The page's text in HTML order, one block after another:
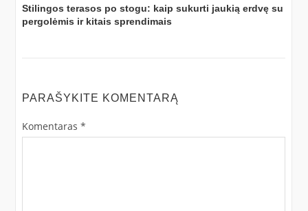
Stilingos terasos po stogu: kaip sukurti jaukią erdvę su
pergolėmis ir kitais sprendimais
PARAŠYKITE KOMENTARĄ
Komentaras *